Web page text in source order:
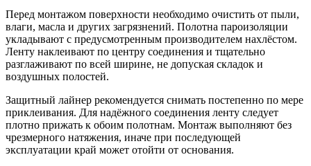
Перед монтажом поверхности необходимо очистить от пыли,
влаги, масла и других загрязнений. Полотна пароизоляции
укладывают с предусмотренным производителем нахлёстом.
Ленту наклеивают по центру соединения и тщательно
разглаживают по всей ширине, не допуская складок и
воздушных полостей.
Защитный лайнер рекомендуется снимать постепенно по мере
приклеивания. Для надёжного соединения ленту следует
плотно прижать к обоим полотнам. Монтаж выполняют без
чрезмерного натяжения, иначе при последующей
эксплуатации край может отойти от основания.